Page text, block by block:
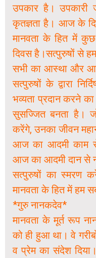
उपकार है। उपकारी
कृतज्ञता है। आज के
मानवता के हित में कुछ
दिवस है।सत्पुरुषों से
सभी का आस्था और
सत्पुरुषों के द्वारा
भव्यता प्रदान करने
सुसज्जित बनता है।
करेंगे, उनका जीवन
आज का आदमी काम
आज का आदमी दान से
सत्पुरुषों का स्मरण
मानवता के हित में हम
*गुरु नानकदेव*
मानवता के मूर्त रूप
को ही हुआ था। वे
व प्रेम का संदेश